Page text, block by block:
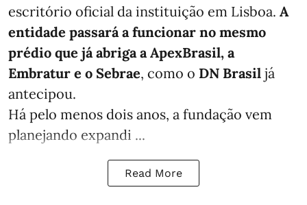
escritório oficial da instituição em Lisboa. A
entidade passará a funcionar no mesmo
prédio que já abriga a ApexBrasil, a
Embratur e o Sebrae, como o DN Brasil já
antecipou.
Há pelo menos dois anos, a fundação vem
planejando expandi ...
Read More